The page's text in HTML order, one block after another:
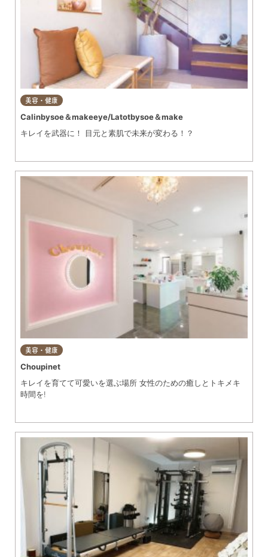
美容・健康
Calinbysoe＆makeeye/Latotbysoe＆make
キレイを武器に！ 目元と素肌で未来が変わる！？
美容・健康
Choupinet
キレイを育てて可愛いを選ぶ場所 女性のための癒しとトキメキ
時間を!